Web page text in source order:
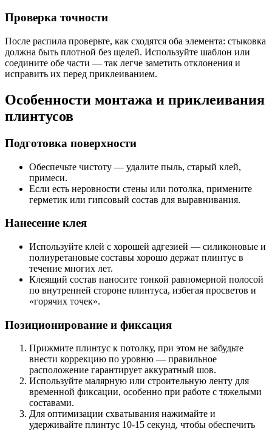
Проверка точности
После распила проверьте, как сходятся оба элемента: стыковка
должна быть плотной без щелей. Используйте шаблон или
соедините обе части — так легче заметить отклонения и
исправить их перед приклеиванием.
Особенности монтажа и приклеивания
плинтусов
Подготовка поверхности
Обеспечьте чистоту — удалите пыль, старый клей,
примеси.
Если есть неровности стены или потолка, примените
герметик или гипсовый состав для выравнивания.
Нанесение клея
Используйте клей с хорошей адгезией — силиконовые и
полиуретановые составы хорошо держат плинтус в
течение многих лет.
Клеящий состав наносите тонкой равномерной полосой
по внутренней стороне плинтуса, избегая просветов и
«горячих точек».
Позиционирование и фиксация
Прижмите плинтус к потолку, при этом не забудьте
внести коррекцию по уровню — правильное
расположение гарантирует аккуратный шов.
Используйте малярную или строительную ленту для
временной фиксации, особенно при работе с тяжелыми
составами.
Для оптимизации схватывания нажимайте и
удерживайте плинтус 10-15 секунд, чтобы обеспечить